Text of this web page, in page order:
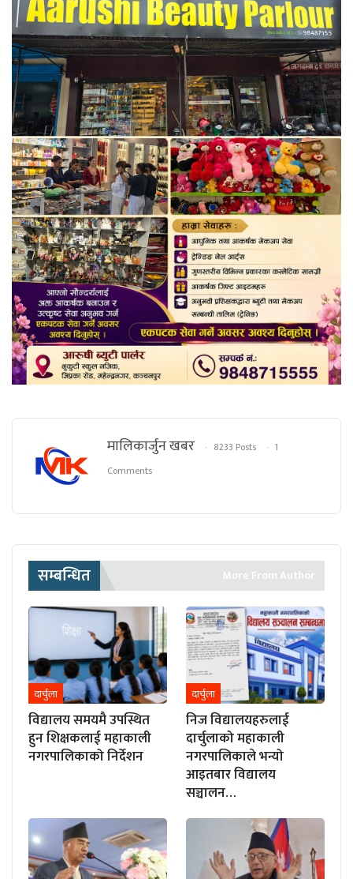
मालिकार्जुन खबर 8233 Posts
1
Comments
सम्बन्धित More From Author
दार्चुला
विद्यालय समयमै उपस्थित
हुन शिक्षकलाई महाकाली
नगरपालिकाको निर्देशन
दार्चुला
निज विद्यालयहरुलाई
दार्चुलाको महाकाली
नगरपालिकाले भन्यो
आइतबार विद्यालय
सञ्चालन…